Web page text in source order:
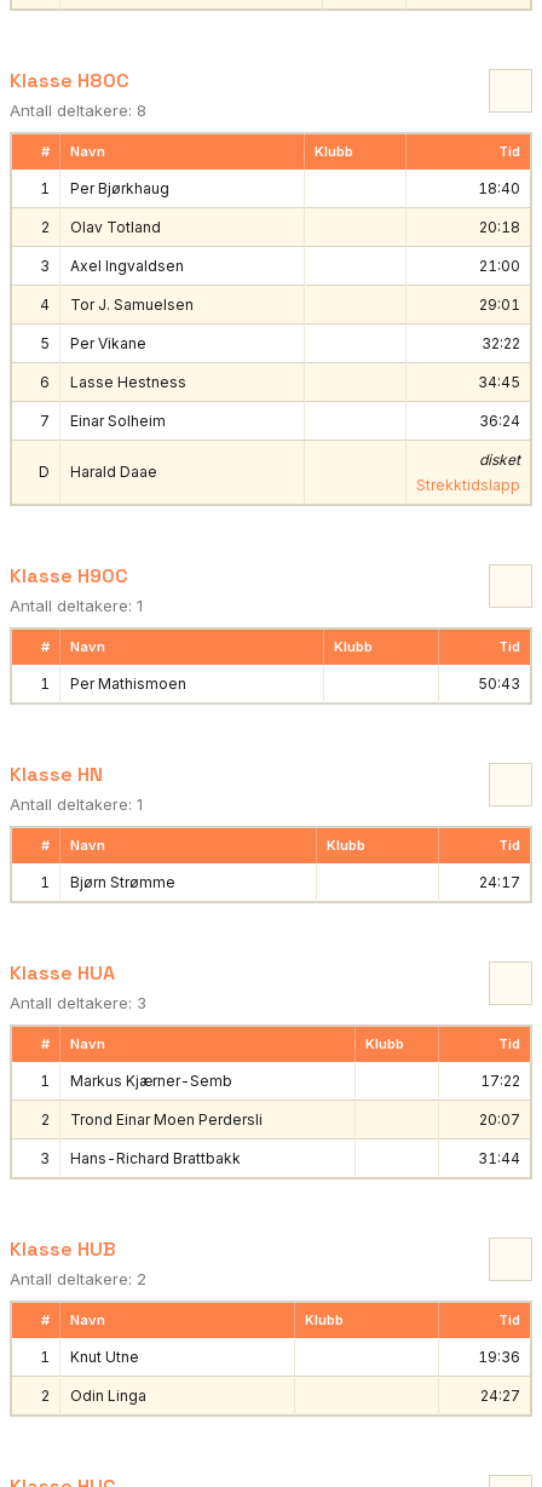
Klasse H80C
Antall deltakere: 8
# Navn Klubb Tid
1 Per Bjørkhaug 18:40
2 Olav Totland 20:18
3 Axel Ingvaldsen 21:00
4 Tor J. Samuelsen 29:01
5 Per Vikane 32:22
6 Lasse Hestness 34:45
7 Einar Solheim 36:24
D Harald Daae
disket
Strekktidslapp
Klasse H90C
Antall deltakere: 1
# Navn Klubb Tid
1 Per Mathismoen 50:43
Klasse HN
Antall deltakere: 1
# Navn Klubb Tid
1 Bjørn Strømme 24:17
Klasse HUA
Antall deltakere: 3
# Navn Klubb Tid
1 Markus Kjærner-Semb 17:22
2 Trond Einar Moen Perdersli 20:07
3 Hans-Richard Brattbakk 31:44
Klasse HUB
Antall deltakere: 2
# Navn Klubb Tid
1 Knut Utne 19:36
2 Odin Linga 24:27